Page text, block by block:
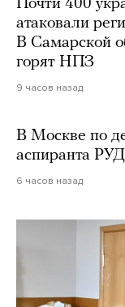
Почти 400
атаковали
В Самарской
горят НПЗ
9 часов назад
В Москве по
аспиранта
6 часов назад